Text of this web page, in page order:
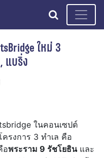
search
ใหม่ 3
แบริ่ง
ในคอนเซปต์
ครงการ 3 ทำเล คือ
อพระราม 9 รัชโยธินและ